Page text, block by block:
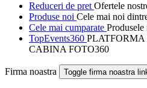
Reduceri de pret Ofertele
Produse noi Cele mai noi
Cele mai cumparate Produsele
TopEvents360
CABINA FOTO360
Firma noastra Toggle firma noastra